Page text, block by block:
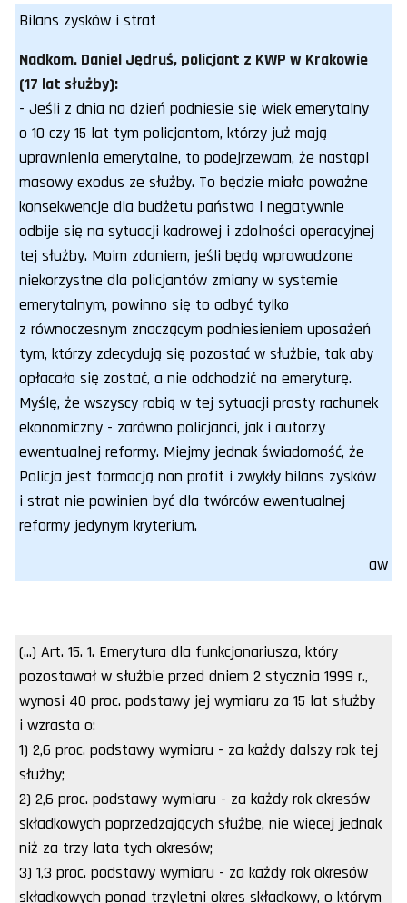
Bilans zysków i strat
Nadkom. Daniel Jędruś, policjant z KWP w Krakowie
(17 lat służby):
- Jeśli z dnia na dzień podniesie się wiek emerytalny
o 10 czy 15 lat tym policjantom, którzy już mają
uprawnienia emerytalne, to podejrzewam, że nastąpi
masowy exodus ze służby. To będzie miało poważne
konsekwencje dla budżetu państwa i negatywnie
odbije się na sytuacji kadrowej i zdolności operacyjnej
tej służby. Moim zdaniem, jeśli będą wprowadzone
niekorzystne dla policjantów zmiany w systemie
emerytalnym, powinno się to odbyć tylko
z równoczesnym znaczącym podniesieniem uposażeń
tym, którzy zdecydują się pozostać w służbie, tak aby
opłacało się zostać, a nie odchodzić na emeryturę.
Myślę, że wszyscy robią w tej sytuacji prosty rachunek
ekonomiczny - zarówno policjanci, jak i autorzy
ewentualnej reformy. Miejmy jednak świadomość, że
Policja jest formacją non profit i zwykły bilans zysków
i strat nie powinien być dla twórców ewentualnej
reformy jedynym kryterium.
aw
(...) Art. 15. 1. Emerytura dla funkcjonariusza, który
pozostawał w służbie przed dniem 2 stycznia 1999 r.,
wynosi 40 proc. podstawy jej wymiaru za 15 lat służby
i wzrasta o:
1) 2,6 proc. podstawy wymiaru - za każdy dalszy rok tej
służby;
2) 2,6 proc. podstawy wymiaru - za każdy rok okresów
składkowych poprzedzających służbę, nie więcej jednak
niż za trzy lata tych okresów;
3) 1,3 proc. podstawy wymiaru - za każdy rok okresów
składkowych ponad trzyletni okres składkowy, o którym